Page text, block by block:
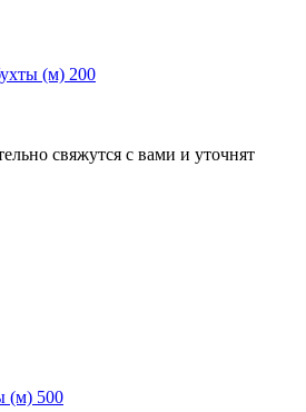
(м) 200
свяжутся с вами и уточнят
(м) 500